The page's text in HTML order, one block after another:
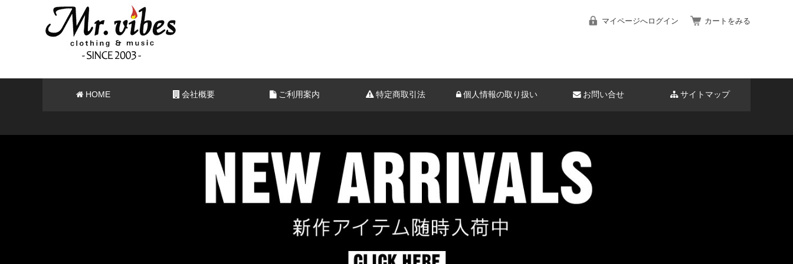
マイページへログイン カートをみる
HOME 会社概要 ご利用案内 特定商取引法 個人情報の取り扱い お問い合せ サイトマップ